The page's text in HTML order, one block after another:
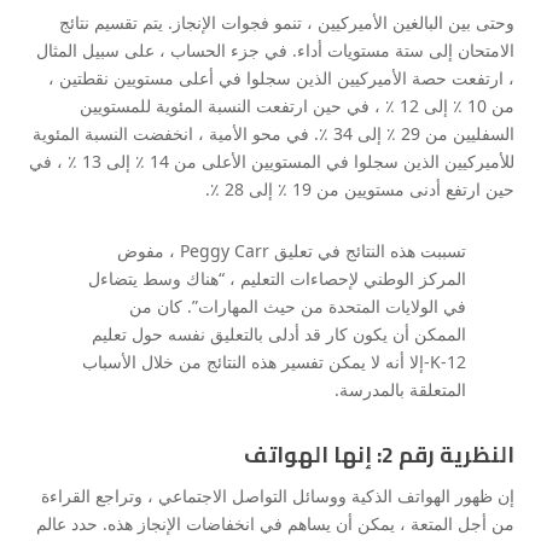
وحتى بين البالغين الأميركيين ، تنمو فجوات الإنجاز. يتم تقسيم نتائج
الامتحان إلى ستة مستويات أداء. في جزء الحساب ، على سبيل المثال
، ارتفعت حصة الأميركيين الذين سجلوا في أعلى مستويين نقطتين ،
من 10 ٪ إلى 12 ٪ ، في حين ارتفعت النسبة المئوية للمستويين
السفليين من 29 ٪ إلى 34 ٪. في محو الأمية ، انخفضت النسبة المئوية
للأميركيين الذين سجلوا في المستويين الأعلى من 14 ٪ إلى 13 ٪ ، في
حين ارتفع أدنى مستويين من 19 ٪ إلى 28 ٪.
تسببت هذه النتائج في تعليق Peggy Carr ، مفوض
المركز الوطني لإحصاءات التعليم ، “هناك وسط يتضاءل
في الولايات المتحدة من حيث المهارات”. كان من
الممكن أن يكون كار قد أدلى بالتعليق نفسه حول تعليم
K-12-إلا أنه لا يمكن تفسير هذه النتائج من خلال الأسباب
المتعلقة بالمدرسة.
النظرية رقم 2: إنها الهواتف
إن ظهور الهواتف الذكية ووسائل التواصل الاجتماعي ، وتراجع القراءة
من أجل المتعة ، يمكن أن يساهم في انخفاضات الإنجاز هذه. حدد عالم